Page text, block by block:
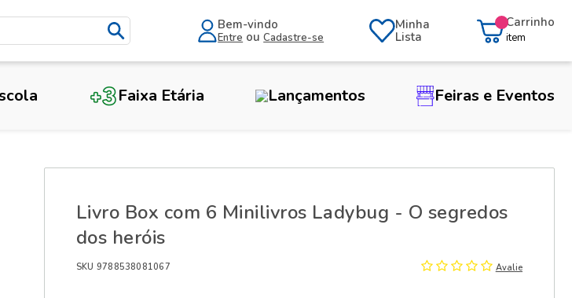
Bem-vindo
Entre ouCadastre-se
Minha
Lista
Carrinho
item
Faixa Etária Lançamentos Feiras e Eventos
Livro Box com 6 Minilivros Ladybug - O segredos
dos heróis
SKU 9788538081067 Avalie
X